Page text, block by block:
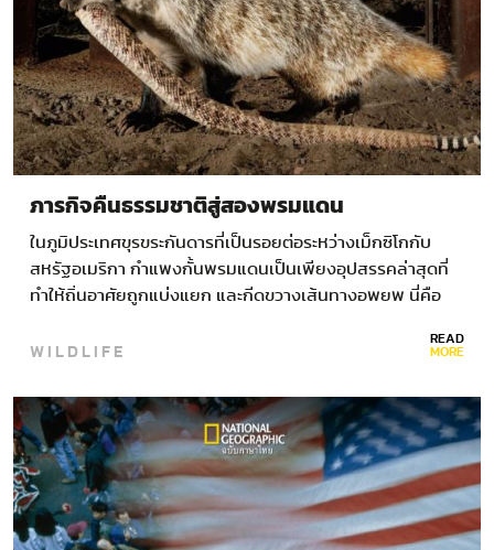
ภารกิจคืนธรรมชาติสู่สองพรมแดน
ในภูมิประเทศขุรขระกันดารที่เป็นรอยต่อระหว่างเม็กซิโกกับ
สหรัฐอเมริกา กำแพงกั้นพรมแดนเป็นเพียงอุปสรรคล่าสุดที่
ทำให้ถิ่นอาศัยถูกแบ่งแยก และกีดขวางเส้นทางอพยพ นี่คือ
ยังคงเคลื่อนย้ายถิ่นฐานได้ เพื่อช่วยให้เห็นภาพว่า เหตุใดหมู่
ภาพจากมุมมองของเหยี่ยวที่มองลงมายังพื้นที่ชายแดนแผ่
กว้างครอบคลุมรัฐแอริโซนา…
WILDLIFE READ
MORE